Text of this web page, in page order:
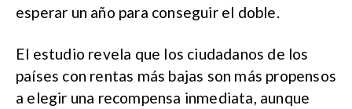
esperar un año para conseguir el doble.
El estudio revela que los ciudadanos de los
países con rentas más bajas son más propensos
a elegir una recompensa inmediata, aunque